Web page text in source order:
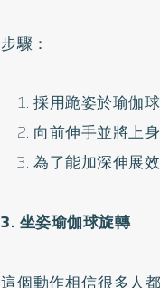
步驟：
採用跪姿於瑜伽
向前伸手並將上
為了能加深伸展
3. 坐姿瑜伽球旋轉
這個動作相信很多人